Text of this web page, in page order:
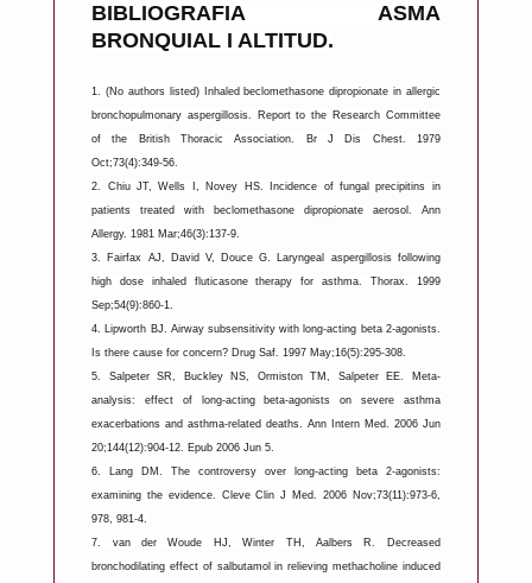
BIBLIOGRAFIA ASMA
BRONQUIAL I ALTITUD.
1. (No authors listed) Inhaled beclomethasone dipropionate in allergic
bronchopulmonary aspergillosis. Report to the Research Committee
of the British Thoracic Association. Br J Dis Chest. 1979
Oct;73(4):349-56.
2.
Chiu JT, Wells I, Novey HS. Incidence of fungal precipitins in
patients treated with beclomethasone dipropionate aerosol. Ann
Allergy. 1981 Mar;46(3):137-9.
3.
Fairfax AJ, David V, Douce G. Laryngeal aspergillosis following
high dose inhaled fluticasone therapy for asthma. Thorax. 1999
Sep;54(9):860-1.
4. Lipworth BJ. Airway subsensitivity with long-acting beta 2-agonists.
Is there cause for concern? Drug Saf. 1997 May;16(5):295-308.
5.
Salpeter SR, Buckley NS, Ormiston TM, Salpeter EE. Meta-
analysis: effect of long-acting beta-agonists on severe asthma
exacerbations and asthma-related deaths. Ann Intern Med. 2006 Jun
20;144(12):904-12. Epub 2006 Jun 5.
6.
Lang DM. The controversy over long-acting beta 2-agonists:
examining the evidence. Cleve Clin J Med. 2006 Nov;73(11):973-6,
978, 981-4.
7.
van der Woude HJ, Winter TH, Aalbers R. Decreased
bronchodilating effect of salbutamol in relieving methacholine induced